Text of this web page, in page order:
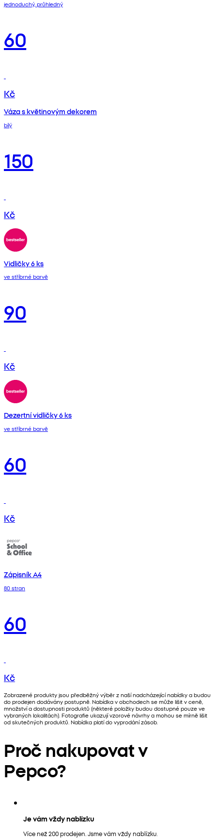
jednoduchý, průhledný
60
Kč
Váza s květinovým dekorem
bílý
150
Kč
Vidličky 6 ks
ve stříbrné barvě
90
Kč
Dezertní vidličky 6 ks
ve stříbrné barvě
60
Kč
Zápisník A4
80 stran
60
Kč
Zobrazené produkty jsou předběžný výběr z naší nadcházející nabídky a budou
do prodejen dodávány postupně. Nabídka v obchodech se může lišit v ceně,
množství a dostupnosti produktů (některé položky budou dostupné pouze ve
vybraných lokalitách). Fotografie ukazují vzorové návrhy a mohou se mírně lišit
od skutečných produktů. Nabídka platí do vyprodání zásob.
Proč nakupovat v
Pepco?
Je vám vždy nablízku
Více než 200 prodejen. Jsme vám vždy nablízku.